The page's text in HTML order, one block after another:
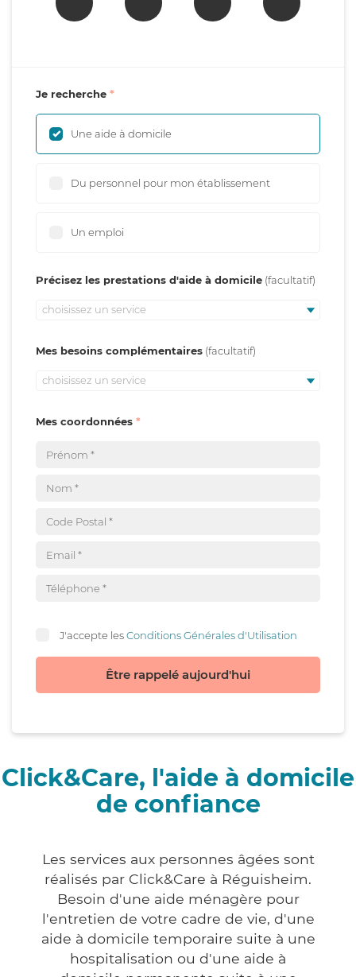
Je recherche
Une aide à domicile
Du personnel pour mon établissement
Un emploi
Précisez les prestations d'aide à domicile
choisissez un service
Mes besoins complémentaires
choisissez un service
Mes coordonnées
J'accepte lesConditions Générales d'Utilisation
Être rappelé aujourd'hui
Click&Care, l'aide à domicile
de confiance
Les services aux personnes âgées sont
réalisés par Click&Care à Réguisheim.
Besoin d'une aide ménagère pour
l'entretien de votre cadre de vie, d'une
aide à domicile temporaire suite à une
hospitalisation ou d'une aide à